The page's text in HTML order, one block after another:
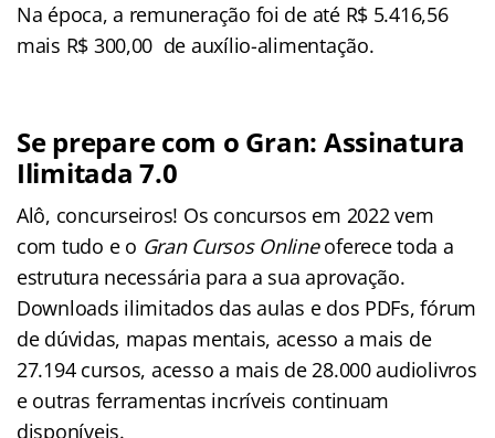
Na época, a remuneração foi de até R$ 5.416,56
mais R$ 300,00 de auxílio-alimentação.
Se prepare com o Gran: Assinatura
Ilimitada 7.0
Alô, concurseiros! Os concursos em 2022 vem
com tudo e o Gran Cursos Onlineoferece toda a
estrutura necessária para a sua aprovação.
Downloads ilimitados das aulas e dos PDFs, fórum
de dúvidas, mapas mentais, acesso a mais de
27.194 cursos, acesso a mais de 28.000 audiolivros
e outras ferramentas incríveis continuam
disponíveis.